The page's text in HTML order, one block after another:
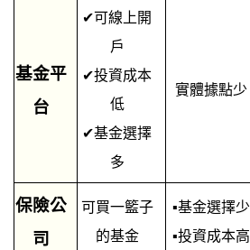
基金平
台
✔可線上開
戶
✔投資成本
低
✔基金選擇
多
實體據點少
保險公
司
可買一籃子
的基金
▪基金選擇少
▪投資成本高